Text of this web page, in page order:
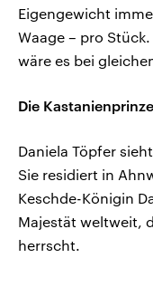
Eigengewicht
Waage – pro
wäre es bei
Die
Daniela Töpfer
Sie residiert in
Keschde-Königin
Majestät weltweit,
herrscht.